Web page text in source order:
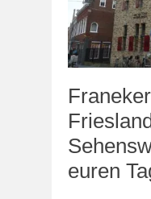
euren